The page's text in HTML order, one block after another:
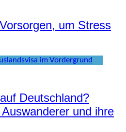
um Stress
Deutschland?
und ihre